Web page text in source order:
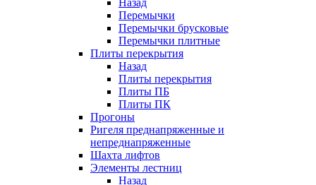
Назад
Перемычки
Перемычки брусковые
Перемычки плитные
Плиты перекрытия
Назад
Плиты перекрытия
Плиты ПБ
Плиты ПК
Прогоны
Ригеля преднапряженные и
непреднапряженные
Шахта лифтов
Элементы лестниц
Назад